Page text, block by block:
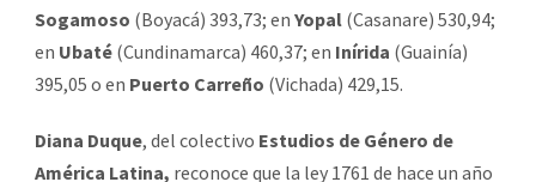
Sogamoso (Boyacá) 393,73; en Yopal (Casanare) 530,94;
en Ubaté (Cundinamarca) 460,37; en Inírida (Guainía)
395,05 o en Puerto Carreño (Vichada) 429,15.
Diana Duque, del colectivo Estudios de Género de
América Latina, reconoce que la ley 1761 de hace un año